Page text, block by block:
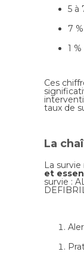
5 à
7
1
Ces
taux de
La
La survie
et
survie :